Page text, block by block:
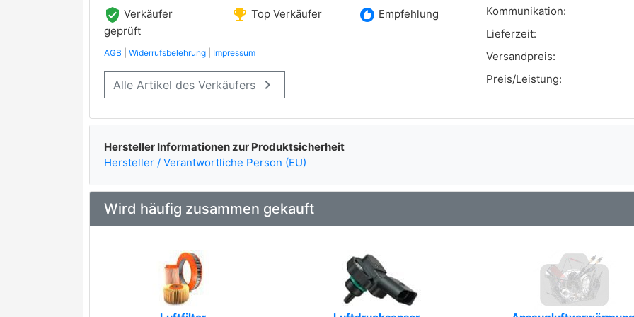
verified_user Verkäufer
geprüft
emoji_events Top Verkäufer recommend Empfehlung
AGB Widerrufsbelehrung Impressum
Alle Artikel des Verkäufers keyboard_arrow_right
Kommunikation:
Lieferzeit:
Versandpreis:
Preis/Leistung:
Hersteller Informationen zur Produktsicherheit
Hersteller / Verantwortliche Person (EU)
Wird häufig zusammen gekauft